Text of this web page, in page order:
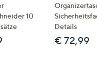
10
Details
€ 72,99